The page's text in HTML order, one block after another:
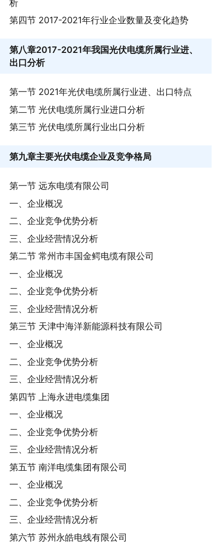
析
第四节 2017-2021年行业企业数量及变化趋势
第八章2017-2021年我国光伏电缆所属行业进、
出口分析
第一节 2021年光伏电缆所属行业进、出口特点
第二节 光伏电缆所属行业进口分析
第三节 光伏电缆所属行业出口分析
第九章主要光伏电缆企业及竞争格局
第一节 远东电缆有限公司
一、企业概况
二、企业竞争优势分析
三、企业经营情况分析
第二节 常州市丰国金鳄电缆有限公司
一、企业概况
二、企业竞争优势分析
三、企业经营情况分析
第三节 天津中海洋新能源科技有限公司
一、企业概况
二、企业竞争优势分析
三、企业经营情况分析
第四节 上海永进电缆集团
一、企业概况
二、企业竞争优势分析
三、企业经营情况分析
第五节 南洋电缆集团有限公司
一、企业概况
二、企业竞争优势分析
三、企业经营情况分析
第六节 苏州永皓电线有限公司